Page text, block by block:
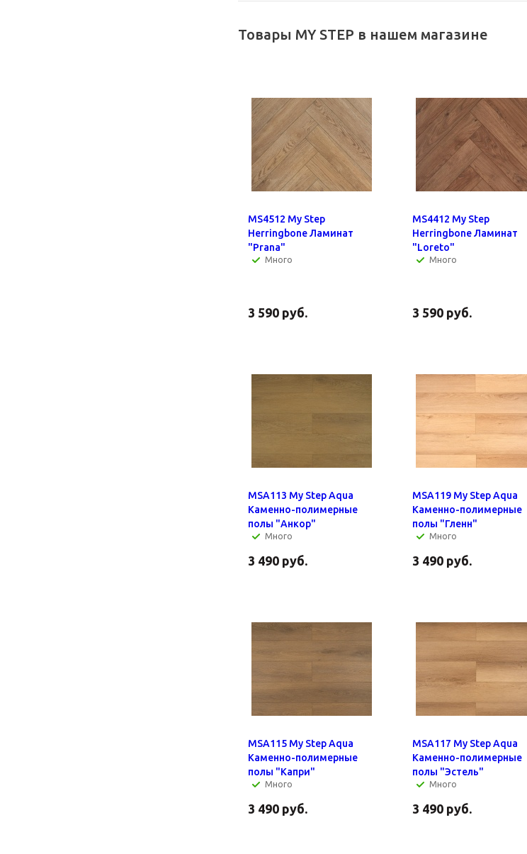
Товары MY STEP в нашем магазине
MS4512 My Step
Herringbone Ламинат
"Prana"
Много
3 590 руб.
MS4412 My Step
Herringbone Ламинат
"Loreto"
Много
3 590руб.
MSA113 My Step Aqua
Каменно-полимерные
полы "Анкор"
Много
3 490 руб.
MSA119 My Step Aqua
Каменно-полимерные
полы "Гленн"
Много
3 490руб.
MSA115 My Step Aqua
Каменно-полимерные
полы "Капри"
Много
3 490 руб.
MSA117 My Step Aqua
Каменно-полимерные
полы "Эстель"
Много
3 490руб.